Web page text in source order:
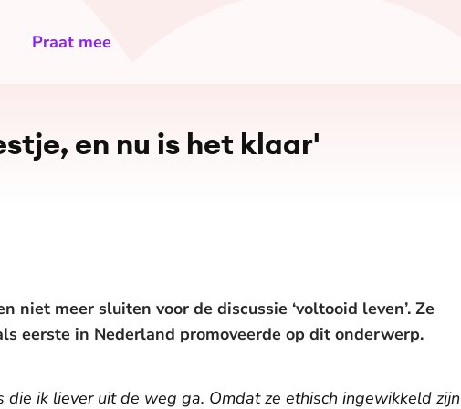
Praat mee
en nu is het klaar'
niet meer sluiten voor de discussie ‘voltooid leven’. Ze
eerste in Nederland promoveerde op dit onderwerp.
die ik liever uit de weg ga. Omdat ze ethisch ingewikkeld zijn